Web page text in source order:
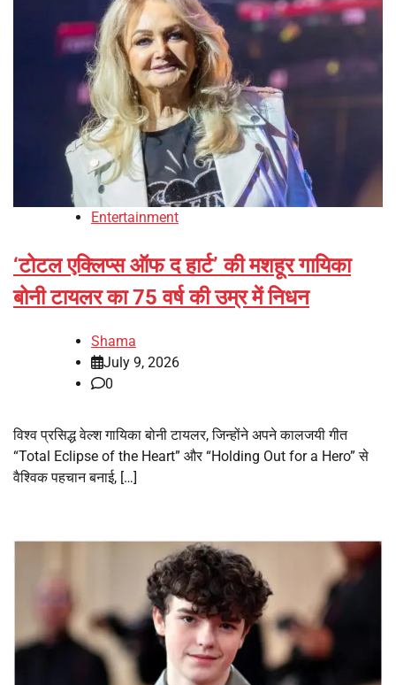
Entertainment
‘टोटल एक्लिप्स ऑफ द हार्ट’ की मशहूर गायिका
बोनी टायलर का 75 वर्ष की उम्र में निधन
Shama
July 9, 2026
0
विश्व प्रसिद्ध वेल्श गायिका बोनी टायलर, जिन्होंने अपने कालजयी गीत
“Total Eclipse of the Heart” और “Holding Out for a Hero” से
वैश्विक पहचान बनाई, […]